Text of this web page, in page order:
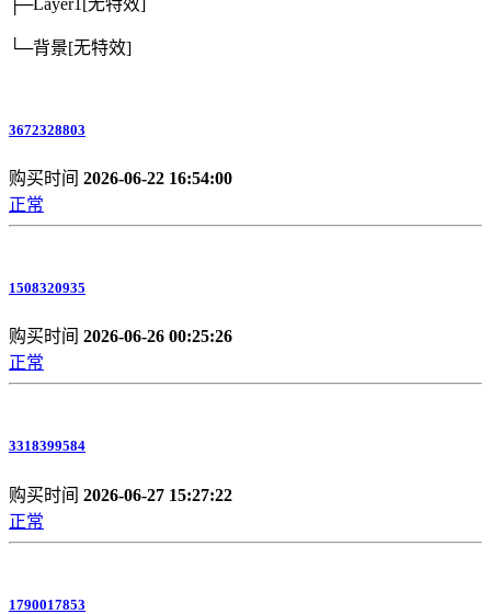
├─Layer1[无特效]
└─背景[无特效]
3672328803
购买时间 2026-06-22 16:54:00
正常
1508320935
购买时间 2026-06-26 00:25:26
正常
3318399584
购买时间 2026-06-27 15:27:22
正常
1790017853